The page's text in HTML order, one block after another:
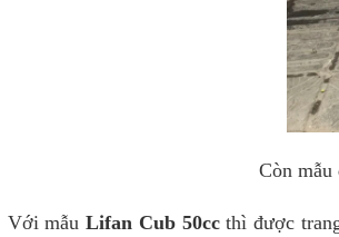
Còn mẫu
Với mẫuLifan Cub 50ccthì được